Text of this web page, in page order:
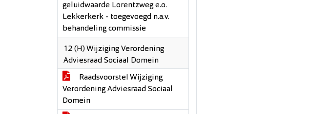
geluidwaarde Lorentzweg e.o.
Lekkerkerk - toegevoegd n.a.v.
behandeling commissie
12 (H) Wijziging Verordening
Adviesraad Sociaal Domein
Raadsvoorstel Wijziging
Verordening Adviesraad Sociaal
Domein